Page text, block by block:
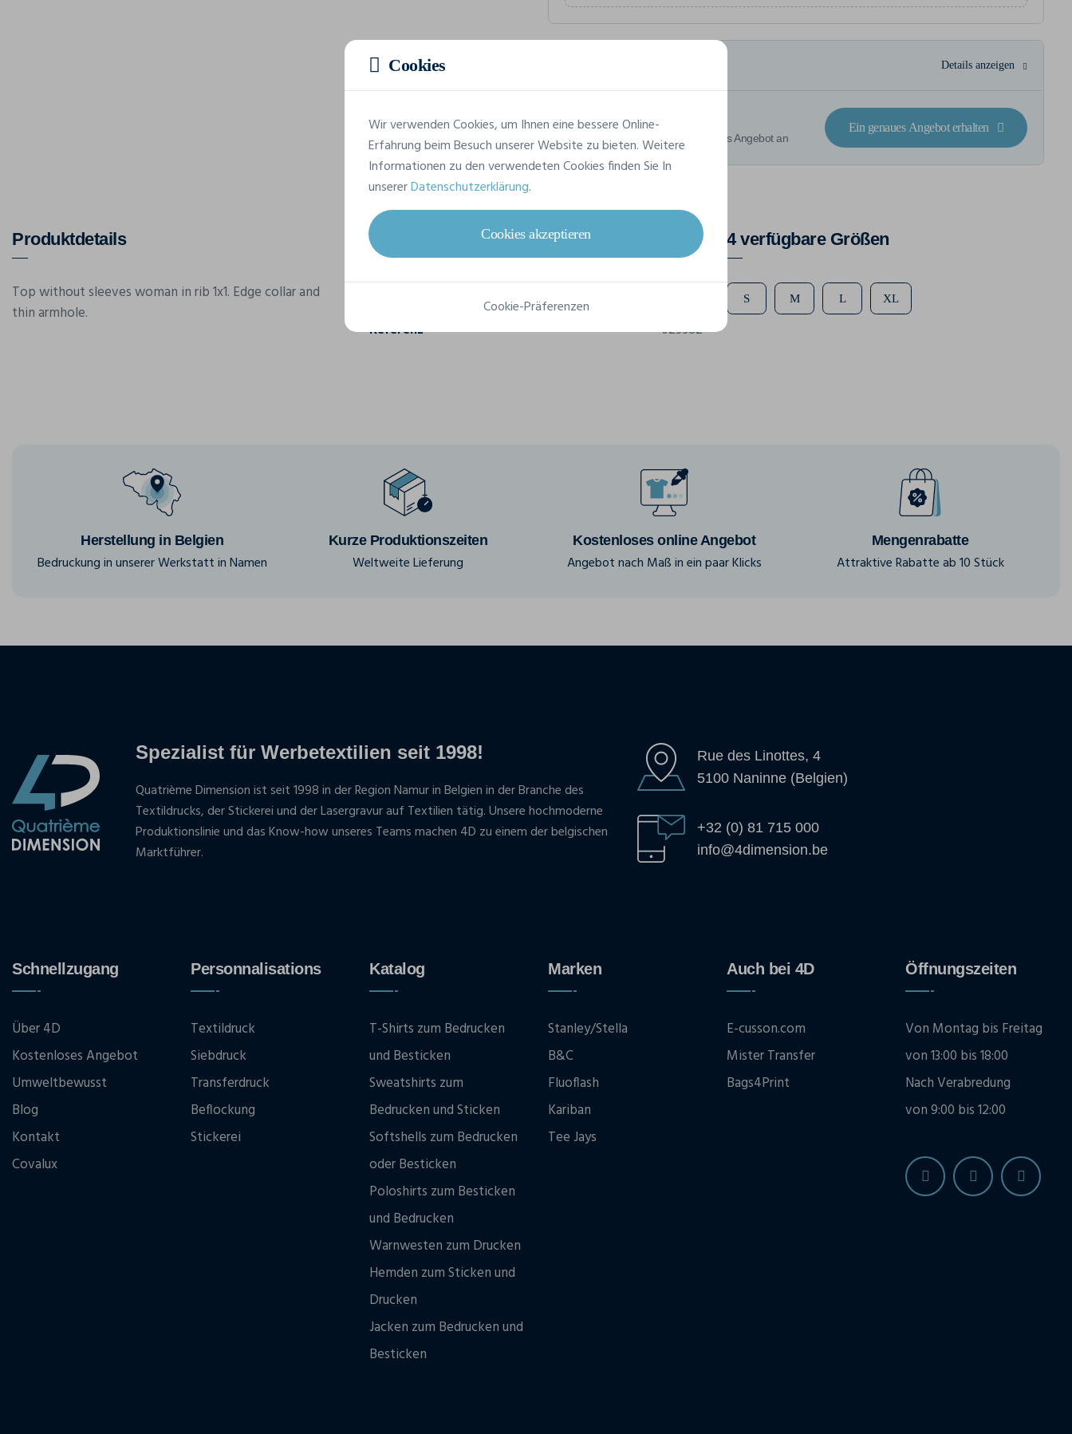
Details anzeigen
Preis auf Anfrage
Fordern Sie Ihr maßgeschneidertes Angebot an
Ein genaues Angebot erhalten
Produktdetails
Top without sleeves woman in rib 1x1. Edge collar and
thin armhole.
Merkmale
Referenz
029382
4 verfügbare Größen
S M L XL
Herstellung in Belgien
Bedruckung in unserer Werkstatt in Namen
Kurze Produktionszeiten
Weltweite Lieferung
Kostenloses online Angebot
Angebot nach Maß in ein paar Klicks
Mengenrabatte
Attraktive Rabatte ab 10 Stück
Spezialist für Werbetextilien seit 1998!
Quatrième Dimension ist seit 1998 in der Region Namur in Belgien in der Branche des
Textildrucks, der Stickerei und der Lasergravur auf Textilien tätig. Unsere hochmoderne
Produktionslinie und das Know-how unseres Teams machen 4D zu einem der belgischen
Marktführer.
Rue des Linottes, 4
5100 Naninne (Belgien)
+32 (0) 81 715 000
info@4dimension.be
Schnellzugang
Über 4D
Kostenloses Angebot
Umweltbewusst
Blog
Kontakt
Covalux
Personnalisations
Textildruck
Siebdruck
Transferdruck
Beflockung
Stickerei
Katalog
T-Shirts zum Bedrucken
und Besticken
Sweatshirts zum
Bedrucken und Sticken
Softshells zum Bedrucken
oder Besticken
Poloshirts zum Besticken
und Bedrucken
Warnwesten zum Drucken
Hemden zum Sticken und
Drucken
Jacken zum Bedrucken und
Besticken
Marken
Stanley/Stella
B&C
Fluoflash
Kariban
Tee Jays
Auch bei 4D
E-cusson.com
Mister Transfer
Bags4Print
Öffnungszeiten
Von Montag bis Freitag
von 13:00 bis 18:00
Nach Verabredung
von 9:00 bis 12:00
Cookies
Wir verwenden Cookies, um Ihnen eine bessere Online-
Erfahrung beim Besuch unserer Website zu bieten. Weitere
Informationen zu den verwendeten Cookies finden Sie In
unsererDatenschutzerklärung.
Cookies akzeptieren
Cookie-Präferenzen